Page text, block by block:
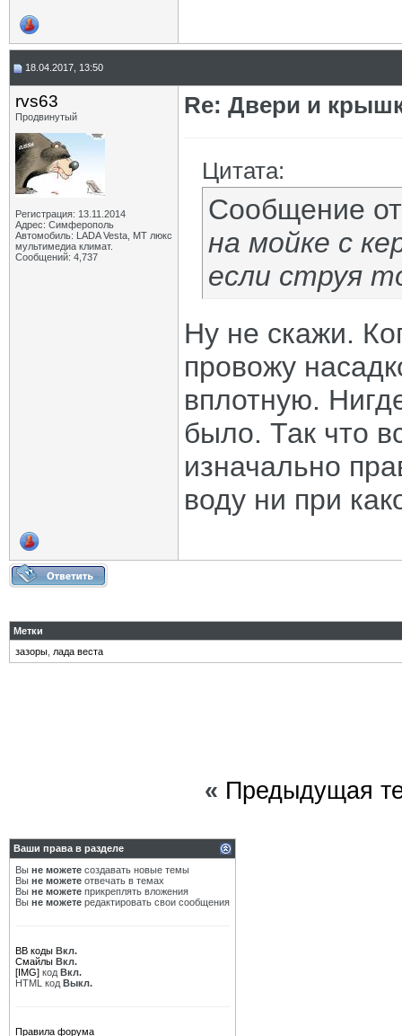
18.04.2017, 13:50
rvs63
Продвинутый
Регистрация: 13.11.2014
Адрес: Симферополь
Автомобиль: LADA Vesta, МТ люкс
мультимедиа климат.
Сообщений: 4,737
Re: Двери и
Цитата:
Сообщение
на мойке с
если струя
Ну не скажи.
провожу
вплотную.
было. Так что
изначально
воду ни при
Метки
зазоры лада веста
« Предыдущая
Ваши права в разделе
Вы не можете создавать новые темы
Вы не можете отвечать в темах
Вы не можете прикреплять вложения
Вы не можете редактировать свои сообщения
BB коды Вкл.
Смайлы Вкл.
[IMG] код Вкл.
HTML код Выкл.
Правила форума